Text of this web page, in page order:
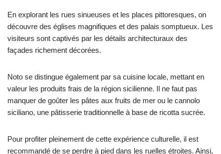
En explorant les rues sinueuses et les places pittoresques, on
découvre des églises magnifiques et des palais somptueux. Les
visiteurs sont captivés par les détails architecturaux des
façades richement décorées.
Noto se distingue également par sa cuisine locale, mettant en
valeur les produits frais de la région sicilienne. Il ne faut pas
manquer de goûter les pâtes aux fruits de mer ou le cannolo
siciliano, une pâtisserie traditionnelle à base de ricotta sucrée.
Pour profiter pleinement de cette expérience culturelle, il est
recommandé de se perdre à pied dans les ruelles étroites. Ainsi,